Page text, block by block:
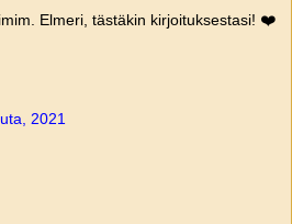
Elmeri, tästäkin kirjoituksestasi! ❤️
2021